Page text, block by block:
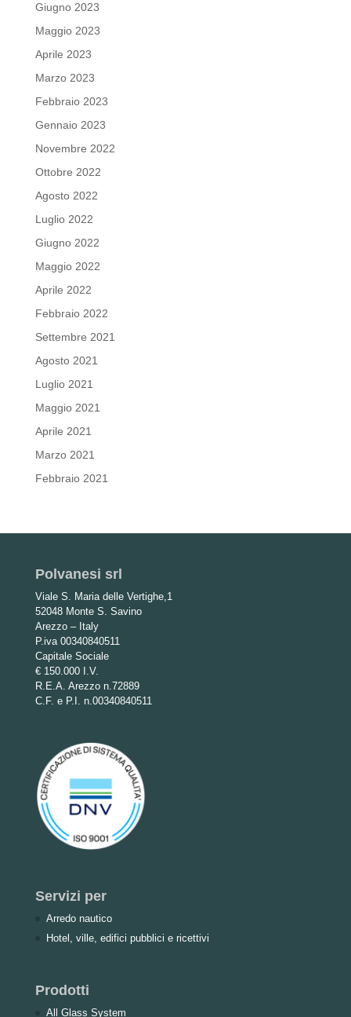
Giugno 2023
Maggio 2023
Aprile 2023
Marzo 2023
Febbraio 2023
Gennaio 2023
Novembre 2022
Ottobre 2022
Agosto 2022
Luglio 2022
Giugno 2022
Maggio 2022
Aprile 2022
Febbraio 2022
Settembre 2021
Agosto 2021
Luglio 2021
Maggio 2021
Aprile 2021
Marzo 2021
Febbraio 2021
Polvanesi srl
Viale S. Maria delle Vertighe,1
52048 Monte S. Savino
Arezzo – Italy
P.iva 00340840511
Capitale Sociale
€ 150.000 I.V.
R.E.A. Arezzo n.72889
C.F. e P.I. n.00340840511
Servizi per
Arredo nautico
Hotel, ville, edifici pubblici e ricettivi
Prodotti
All Glass System